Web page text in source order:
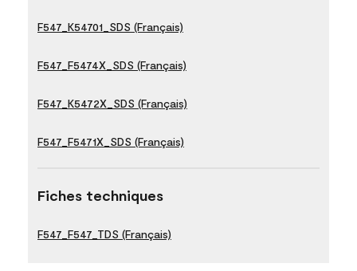
F547_K54701_SDS (Français)
F547_F5474X_SDS (Français)
F547_K5472X_SDS (Français)
F547_F5471X_SDS (Français)
Fiches techniques
F547_F547_TDS (Français)